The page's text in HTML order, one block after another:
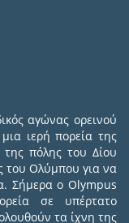
αγώνας ορεινού
ιερή πορεία της
της πόλης του Δίου
του Ολύμπου για να
Σήμερα ο Olympus
σε υπέρτατο
τα ίχνη της